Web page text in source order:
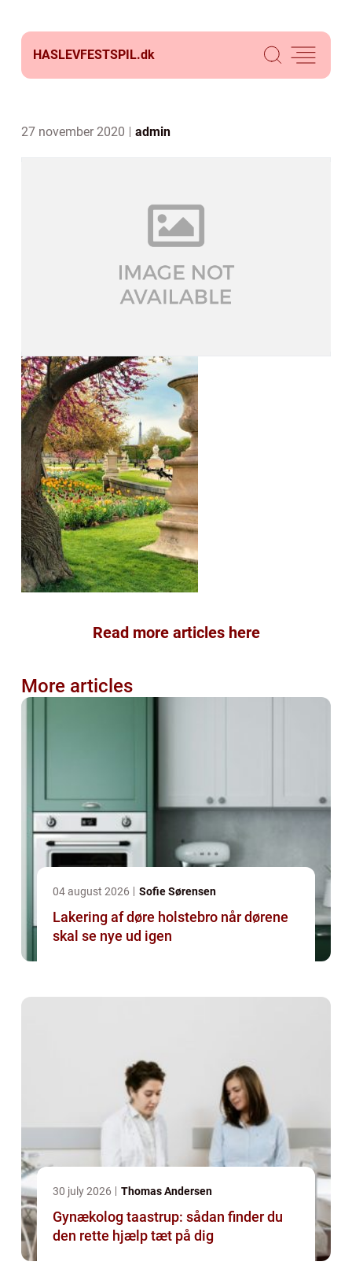
HASLEVFESTSPIL.dk
27 november 2020 admin
Read more articles here
More articles
04 august 2026 Sofie Sørensen
Lakering af døre holstebro når dørene
skal se nye ud igen
30 july 2026 Thomas Andersen
Gynækolog taastrup: sådan finder du
den rette hjælp tæt på dig